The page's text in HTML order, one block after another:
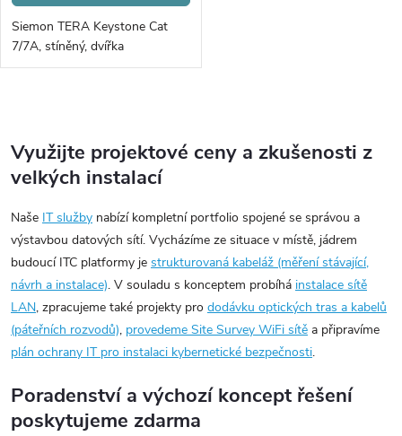
Siemon TERA Keystone Cat
7/7A, stíněný, dvířka
v
á
d
a
c
í
p
r
v
k
y
Využijte projektové ceny a zkušenosti z
velkých instalací
Naše IT služby nabízí kompletní portfolio spojené se správou a
výstavbou datových sítí. Vycházíme ze situace v místě, jádrem
budoucí ITC platformy je strukturovaná kabeláž (měření stávající,
návrh a instalace). V souladu s konceptem probíhá instalace sítě
LAN, zpracujeme také projekty pro dodávku optických tras a kabelů
(páteřních rozvodů), provedeme Site Survey WiFi sítě a připravíme
plán ochrany IT pro instalaci kybernetické bezpečnosti.
Poradenství a výchozí koncept řešení
poskytujeme zdarma